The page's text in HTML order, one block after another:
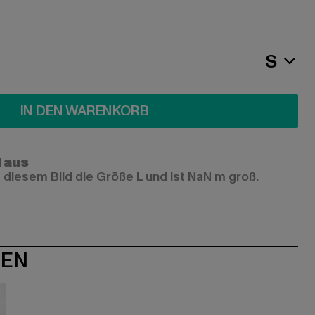
S
IN DEN WARENKORB
Bild die Größe L und ist NaN m groß.